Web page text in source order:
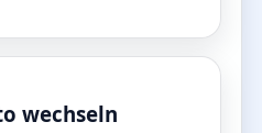
wechseln